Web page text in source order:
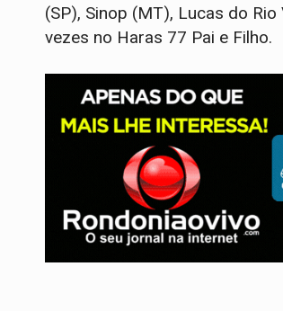
(SP), Sinop (MT), Lucas do
vezes no Haras 77 Pai e Filho.